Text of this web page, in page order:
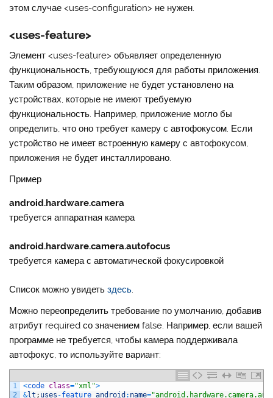
этом случае<uses-configuration> не нужен.
<uses-feature>
Элемент<uses-feature> объявляет определенную
функциональность, требующуюся для работы приложения.
Таким образом, приложение не будет установлено на
устройствах, которые не имеют требуемую
функциональность. Например, приложение могло бы
определить, что оно требует камеру с автофокусом. Если
устройство не имеет встроенную камеру с автофокусом,
приложения не будет инсталлировано.
Пример
android.hardware.camera
требуется аппаратная камера
android.hardware.camera.autofocus
требуется камера с автоматической фокусировкой
Список можно увидетьздесь.
Можно переопределить требование по умолчанию, добавив
атрибут required со значениемfalse. Например, если вашей
программе не требуется, чтобы камера поддерживала
автофокус, то используйте вариант:
1
2
<code class="xml">
&lt ; uses -feature android : name=